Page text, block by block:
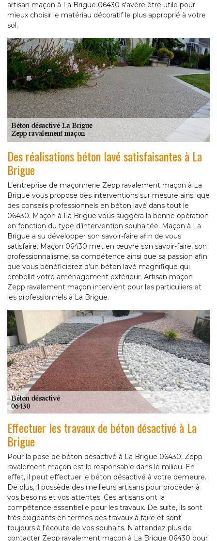
artisan maçon à La Brigue 06430 s’avère être utile pour
mieux choisir le matériau décoratif le plus approprié à votre
sol.
Des réalisations béton lavé satisfaisantes à La
Brigue
L’entreprise de maçonnerie Zepp ravalement maçon à La
Brigue vous propose des interventions sur mesure ainsi que
des conseils professionnels en béton lavé dans tout le
06430. Maçon à La Brigue vous suggéra la bonne opération
en fonction du type d’intervention souhaitée. Maçon à La
Brigue a su développer son savoir-faire afin de vous
satisfaire. Maçon 06430 met en œuvre son savoir-faire, son
professionnalisme, sa compétence ainsi que sa passion afin
que vous bénéficierez d’un béton lavé magnifique qui
embellit votre aménagement extérieur. Artisan maçon
Zepp ravalement maçon intervient pour les particuliers et
les professionnels à La Brigue.
Effectuer les travaux de béton désactivé à La
Brigue
Pour la pose de béton désactivé à La Brigue 06430, Zepp
ravalement maçon est le responsable dans le milieu. En
effet, il peut effectuer le béton désactivé à votre demeure.
De plus, il possède des meilleurs artisans pour procéder à
vos besoins et vos attentes. Ces artisans ont la
compétence essentielle pour les travaux. De suite, ils sont
très exigeants en termes des travaux à faire et sont
toujours à l’écoute de vos souhaits. N’attendez plus de
contacter Zepp ravalement maçon à La Brigue 06430 pour